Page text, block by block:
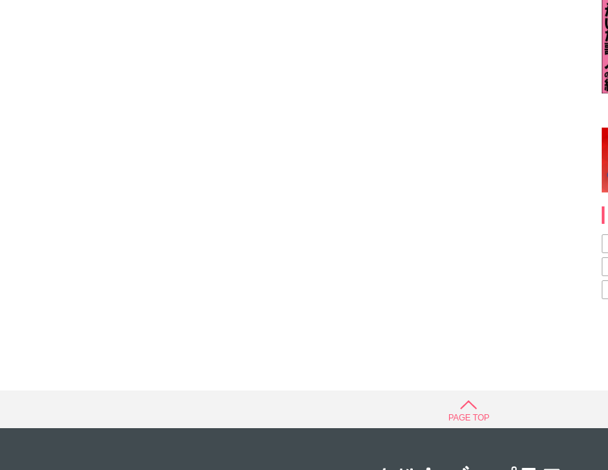
PAGE TOP